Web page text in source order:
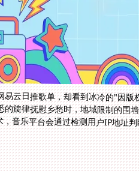
云日推歌单，却看到冰冷的"因
旋律抚慰乡愁时，地域限制的围
音乐平台会通过检测用户IP地址